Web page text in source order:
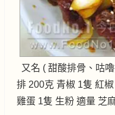
又名 ( 甜酸排骨、咕
排 200克 青椒 1隻 紅
雞蛋 1隻 生粉 適量 芝